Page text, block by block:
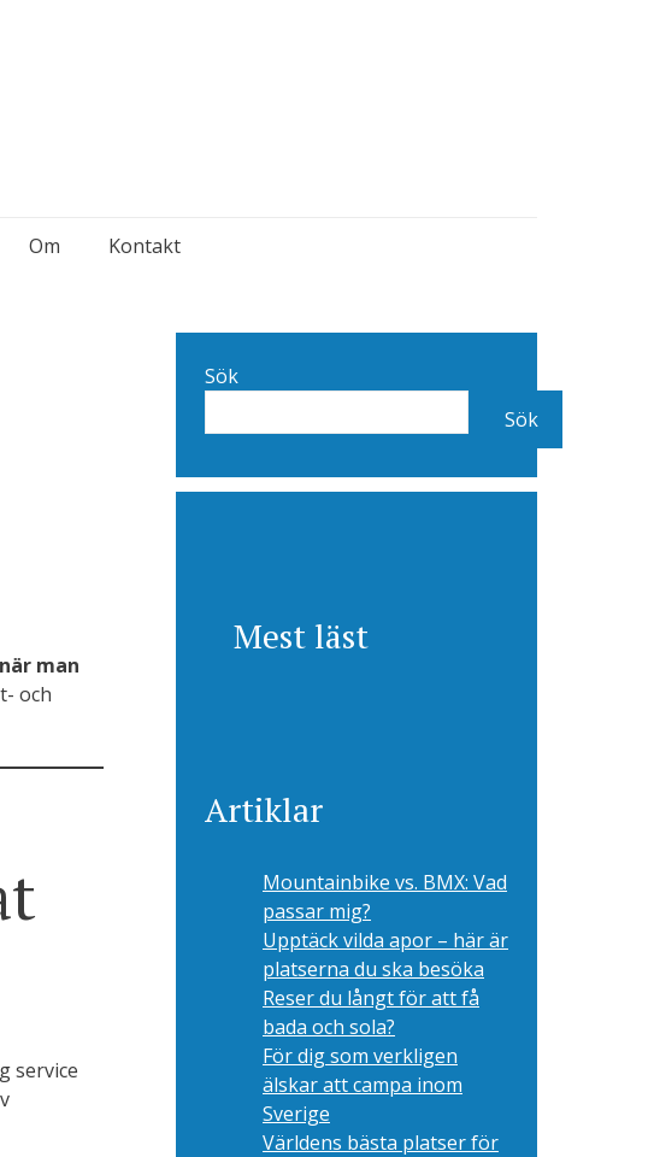
Om Kontakt
man
och
service
Sök
Sök
Mest läst
Artiklar
Mountainbike vs. BMX: Vad
passar mig?
Upptäck vilda apor – här är
platserna du ska besöka
Reser du långt för att få
bada och sola?
För dig som verkligen
älskar att campa inom
Sverige
Världens bästa platser för